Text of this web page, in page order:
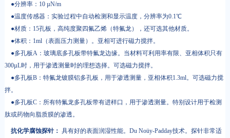
●分辨率：10 µN/m
●温度传感器：实验过程中自动检测和显示温度，分辨率为0.1℃
●材质：15孔板，高纯度聚四氟乙烯（特氟龙），还可选其他材质。
●体积：1ml（表面压力测量）。亚相可进行磁力搅拌。
●多孔板A：玻璃底多孔板带特氟龙边缘。当材料可利用率有限、亚相体积只有
300µL时，用于渗透测量时的理想选择。可选磁力搅拌。
●多孔板B：特氟龙镀膜铝多孔板，用于渗透测量，亚相体积1.3ml。可选磁力搅
拌。
●多孔板C：所有特氟龙多孔板带有进样口，用于渗透测量。特别设计用于检测
肽或药物向脂质膜的渗透。
抗化学腐蚀探针： 具有好的表面润湿性能。Du Noüy-Padday技术。探针非常适